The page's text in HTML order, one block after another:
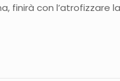
finirà con l’atrofizzare